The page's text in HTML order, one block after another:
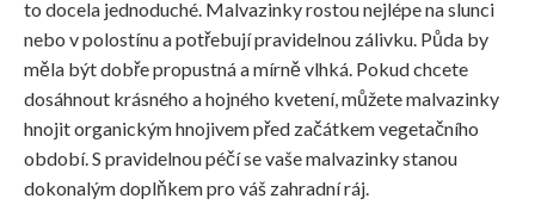
to docela jednoduché. Malvazinky rostou nejlépe na slunci
nebo v polostínu a potřebují pravidelnou zálivku. Půda by
měla být dobře propustná a mírně vlhká. Pokud chcete
dosáhnout krásného a hojného kvetení, můžete malvazinky
hnojit organickým hnojivem před začátkem vegetačního
období. S pravidelnou péčí se vaše malvazinky stanou
dokonalým doplňkem pro váš zahradní ráj.